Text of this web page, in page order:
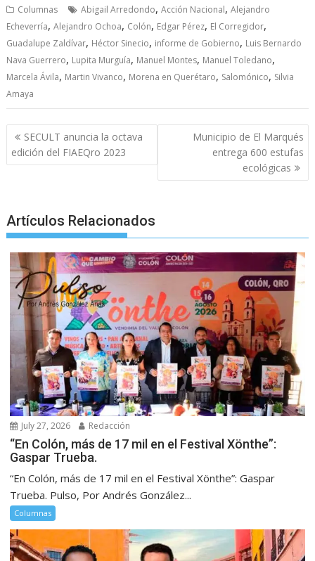
e
b
o
o
k
itt
er
ai
l
at
s
A
p
p
ss
e
n
g
er
y
p
e
e
gr
a
m
ar
e
Columnas Abigail Arredondo,Acción Nacional,Alejandro
Echeverría,Alejandro Ochoa, Colón, Edgar Pérez, El Corregidor,
Guadalupe Zaldívar, Héctor Sinecio, informe de Gobierno, Luis Bernardo
Nava Guerrero, Lupita Murguía, Manuel Montes, Manuel Toledano,
Marcela Ávila, Martin Vivanco, Morena en Querétaro, Salomónico, Silvia
Amaya
Post
navigation
SECULT anuncia la octava
edición del FIAEQro 2023
Municipio de El Marqués
entrega 600 estufas
ecológicas
Artículos Relacionados
July 27, 2026 Redacción
“En Colón, más de 17 mil en el Festival Xönthe”:
Gaspar Trueba.
“En Colón, más de 17 mil en el Festival Xönthe”: Gaspar
Trueba. Pulso, Por Andrés González...
Columnas